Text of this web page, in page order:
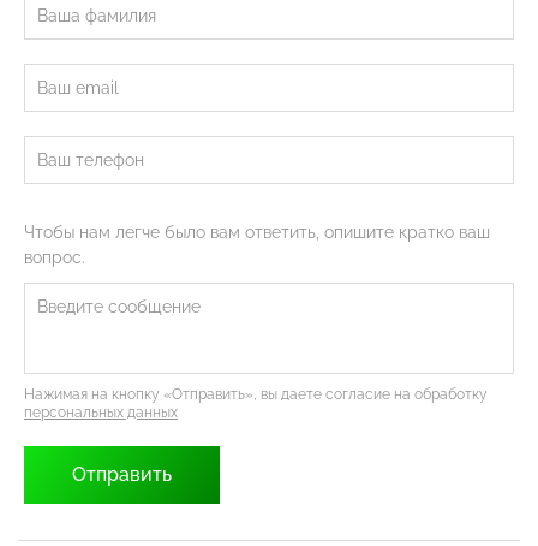
Чтобы нам легче было вам ответить, опишите кратко ваш
вопрос.
Нажимая на кнопку «Отправить», вы даете согласие на обработку
персональных данных